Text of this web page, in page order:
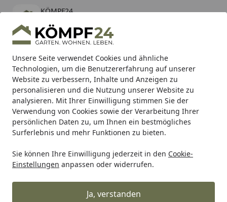
Unsere Seite verwendet Cookies und ähnliche
Technologien, um die Benutzererfahrung auf unserer
Website zu verbessern, Inhalte und Anzeigen zu
personalisieren und die Nutzung unserer Website zu
analysieren. Mit Ihrer Einwilligung stimmen Sie der
Verwendung von Cookies sowie der Verarbeitung Ihrer
persönlichen Daten zu, um Ihnen ein bestmögliches
Surferlebnis und mehr Funktionen zu bieten.
Sie können Ihre Einwilligung jederzeit in den Cookie-
Einstellungen anpassen oder widerrufen.
Ja, verstanden
KÖMPF24
kostenlos - Im App Store
Hotline
Alle Produkte
Mein Konto
Suchen
Karibu Pools inkl. gratis Sandfilteranlage & Pool-
Starterset (Gesamtwert bis 468,99€)
Startseite
WMF WMF Bestecke WMF Essbestecke WMF
WMF Sonic Besteck-Set, 66-teilig,
Cromargan protect®